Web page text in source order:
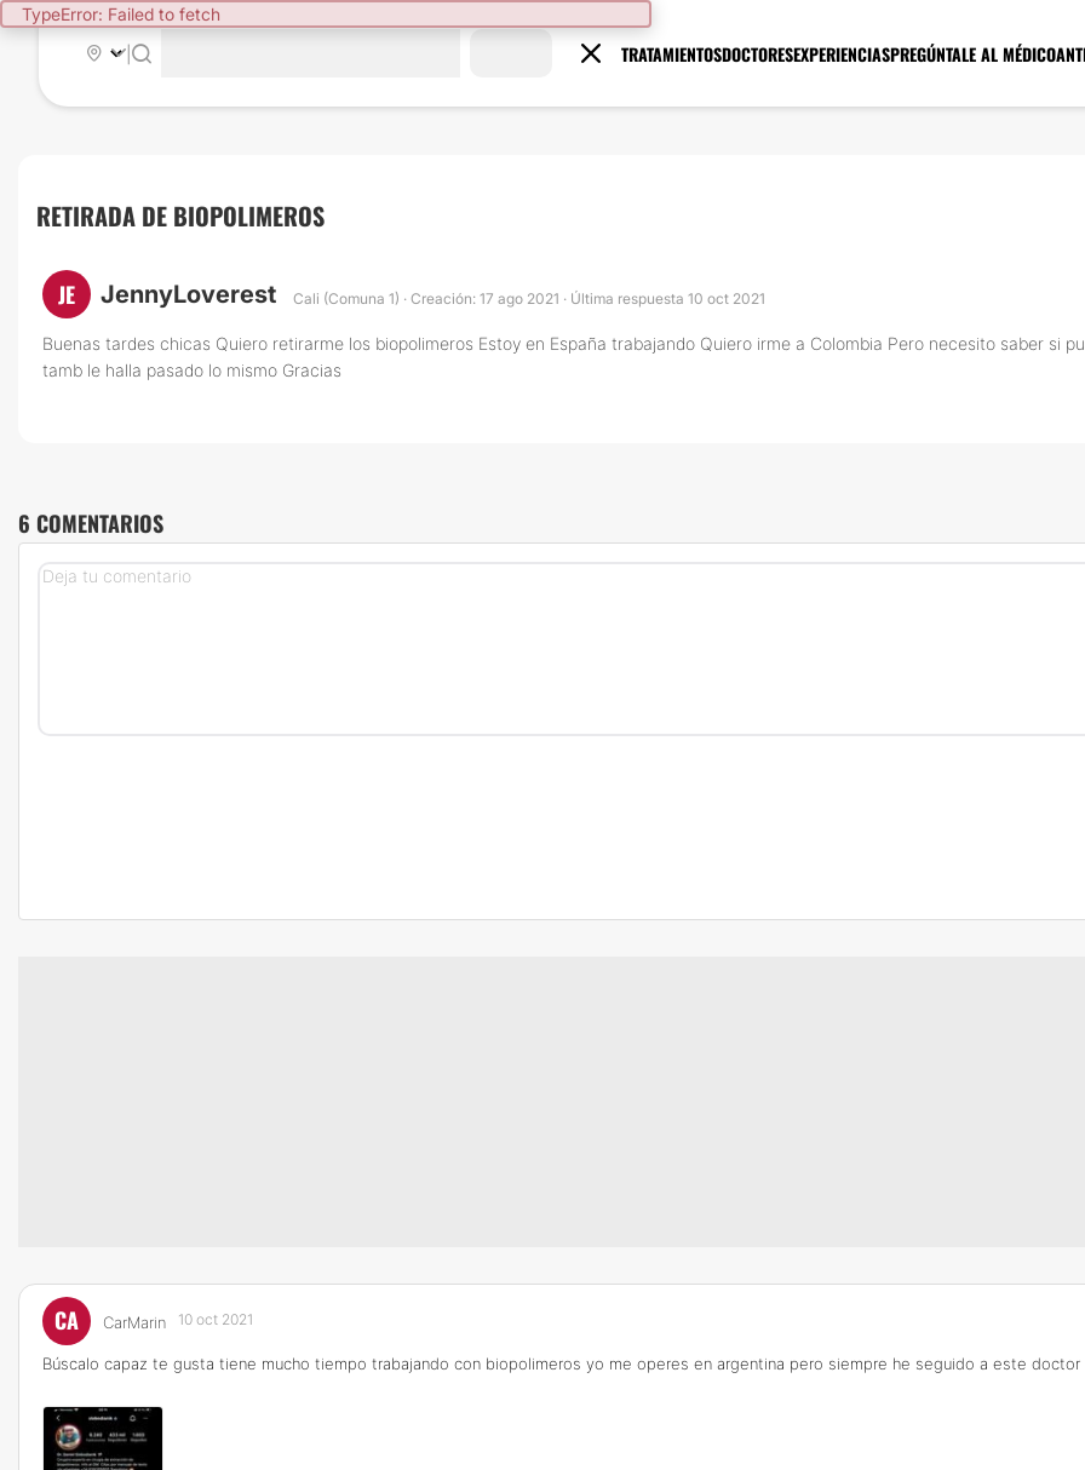
TypeError: Failed to fetch
TRATAMIENTOSDOCTORESEXPERIENCIASPREGÚNTALE AL MÉDICO
|
RETIRADA DE BIOPOLIMEROS
JE JennyLoverest Cali (Comuna 1) · Creación: 17 ago 2021 · Última respuesta 10 oct 2021
Buenas tardes chicas Quiero retirarme los biopolimeros Estoy en España trabajando Quiero irme a Colombia Pero necesito saber si
tamb le halla pasado lo mismo Gracias
6 COMENTARIOS
CA CarMarin 10 oct 2021
Búscalo capaz te gusta tiene mucho tiempo trabajando con biopolimeros yo me operes en argentina pero siempre he seguido a este doctor